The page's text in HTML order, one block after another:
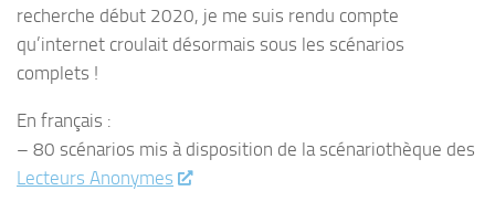
recherche début 2020, je me suis rendu compte
qu’internet croulait désormais sous les scénarios
complets !
En français :
– 80 scénarios mis à disposition de la scénariothèque des
Lecteurs Anonymes